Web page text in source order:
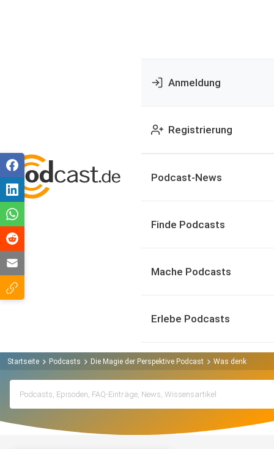
Anmeldung
Registrierung
Podcast-News
Finde Podcasts
Mache Podcasts
Erlebe Podcasts
Startseite Podcasts Die Magie der Perspektive Podcast Was denkst Du,